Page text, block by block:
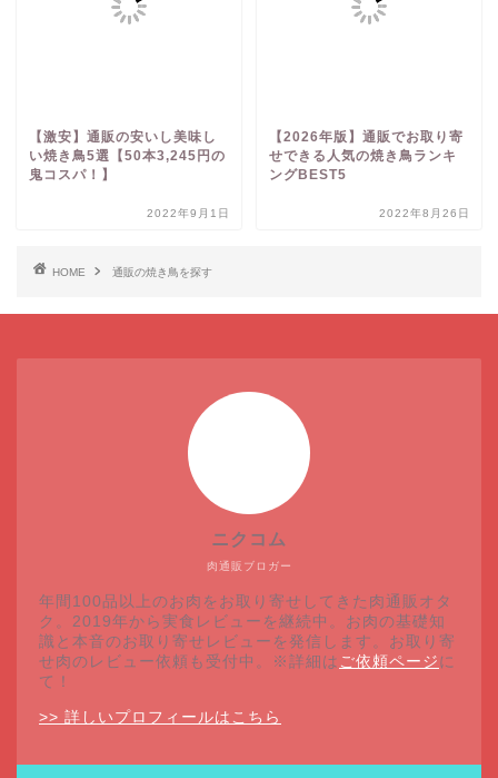
【激安】通販の安いし美味し
い焼き鳥5選【50本3,245円の
鬼コスパ！】
2022年9月1日
【2026年版】通販でお取り寄
せできる人気の焼き鳥ランキ
ングBEST5
2022年8月26日
HOME 通販の焼き鳥を探す
肉通販ブロガー
ニクコム
年間100品以上のお肉をお取り寄せしてきた肉通販オタ
ク。2019年から実食レビューを継続中。お肉の基礎知
識と本音のお取り寄せレビューを発信します。お取り寄
せ肉のレビュー依頼も受付中。※詳細は ご依頼ページ に
て！
>> 詳しいプロフィールはこちら